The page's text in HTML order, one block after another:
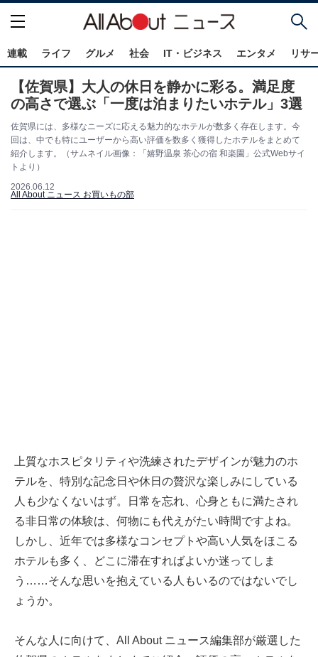
連載 ライフ グルメ 社会 IT・ビジネス エンタメ リサ
【佐賀県】大人の休日を静かに彩る。満足度
の高さで選ぶ「一度は泊まりたいホテル」3選
佐賀県には、多様なニーズに応える魅力的なホテルが数多く存在します。今
回は、中でも特にユーザーから高い評価を数多く獲得したホテルをまとめて
紹介します。（サムネイル画像：「嬉野温泉 茶心の宿 和楽園」公式Webサイ
トより）
2026.06.12
All About ニュース お買いもの部
上質なホスピタリティや洗練されたデザインが魅力のホ
テルを、特別な記念日や休日の贅沢な楽しみにしている
人も少なくないはず。日常を忘れ、心身ともに満たされ
る非日常の体験は、何物にも代えがたい時間ですよね。
しかし、近年では多様なコンセプトや高い人気をほこる
ホテルも多く、どこに滞在すればよいか迷ってしま
う……そんな思いを抱えている人もいるのではないでし
ょうか。
そんな人に向けて、All About ニュース編集部が厳選した